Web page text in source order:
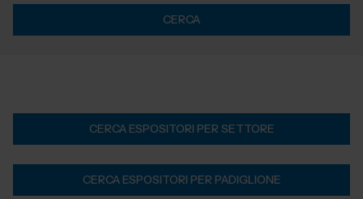
CERCA
CERCA ESPOSITORI PER SETTORE
CERCA ESPOSITORI PER PADIGLIONE